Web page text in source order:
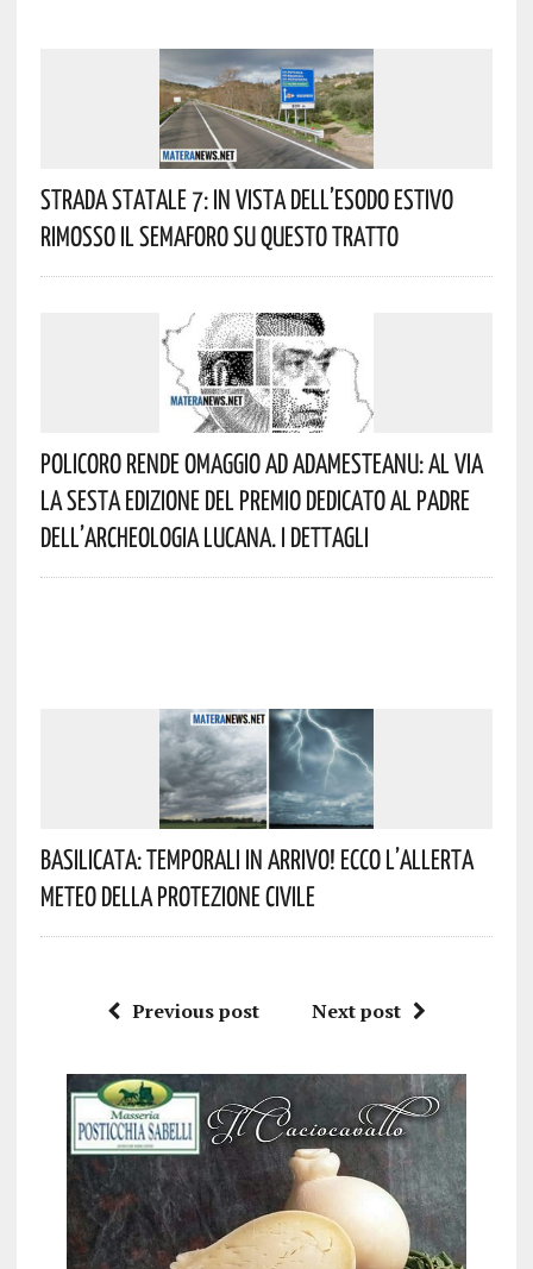
Strada Statale 7: In Vista Dell’esodo Estivo
Rimosso Il Semaforo Su Questo Tratto
Policoro Rende Omaggio Ad Adamesteanu: Al Via
La Sesta Edizione Del Premio Dedicato Al Padre
Dell’archeologia Lucana. I Dettagli
Basilicata: Temporali In Arrivo! Ecco L’allerta
Meteo Della Protezione Civile
Previous post Next post